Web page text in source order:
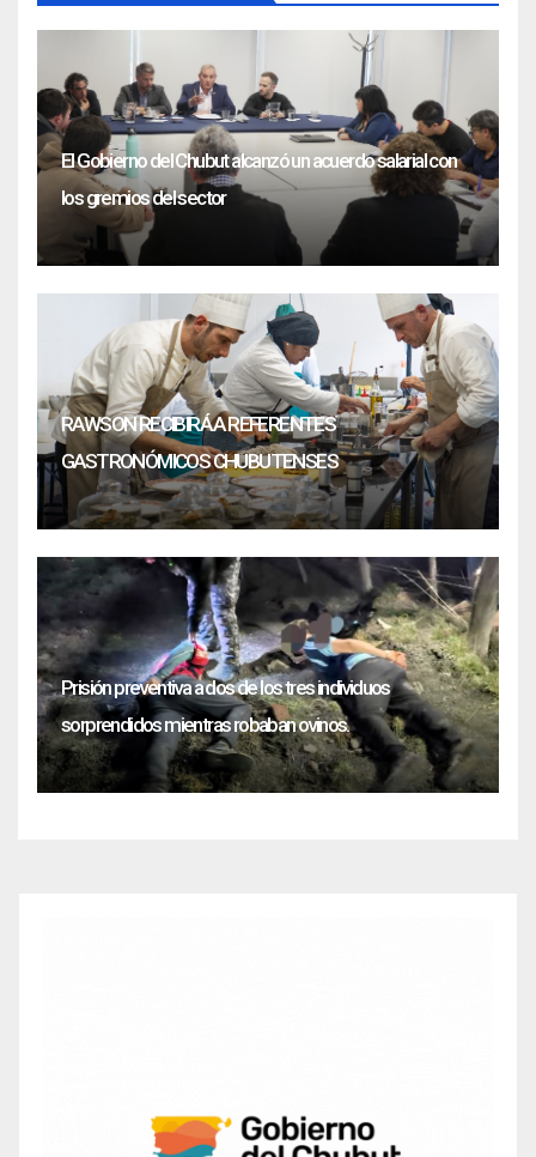
El Gobierno del Chubut alcanzó un acuerdo salarial con
los gremios del sector
RAWSON RECIBIRÁ A REFERENTES
GASTRONÓMICOS CHUBUTENSES
Prisión preventiva a dos de los tres individuos
sorprendidos mientras robaban ovinos.